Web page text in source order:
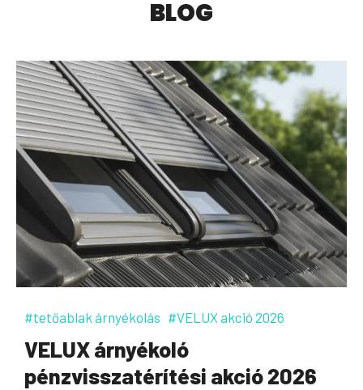
BLOG
#tetőablak árnyékolás #VELUX akció 2026
VELUX árnyékoló
pénzvisszatérítési akció 2026